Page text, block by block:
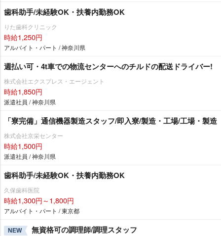
歯科助手/未経験OK・扶養内勤務OK
りた歯科クリニック
時給1,250円
アルバイト・パート / 神奈川県
週払い可・4t車での物流センターへのチルドの配送ドライバー!
株式会社エクスプレス・エージェント
時給1,850円
派遣社員 / 神奈川県
「寮完備」通信機器製造スタッフ/即入寮/製造・工場/工場・製造
株式会社京栄センター
時給1,500円
派遣社員 / 神奈川県
歯科助手/未経験OK・扶養内勤務OK
久保歯科医院
時給1,300円～1,800円
アルバイト・パート / 東京都
NEW 無資格可の調理師/調理スタッフ